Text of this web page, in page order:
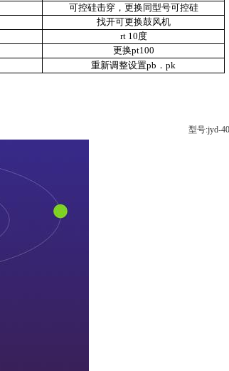
可控硅击穿，更换同型号可控硅
找开可更换鼓风机
rt 10度
更换pt100
重新调整设置pb．pk
型号:jyd-